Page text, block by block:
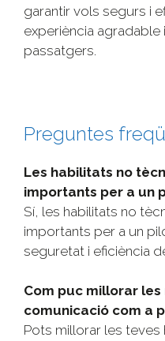
garantir vols segurs i
experiència agradable
passatgers.
Preguntes
Les habilitats no
importants per a un
Sí, les habilitats no
importants per a un
seguretat i eficiència
Com puc millorar
comunicació com a
Pots millorar les